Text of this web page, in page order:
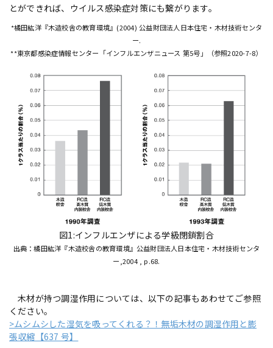
とができれば、ウイルス感染症対策にも繋がります。
*橘田紘洋『木造校舎の教育環境』(2004) 公益財団法人日本住宅・木材技術センタ
ー.
**東京都感染症情報センター「インフルエンザニュース 第5号」（参照2020-7-8）
図1:インフルエンザによる学級閉鎖割合
出典：橘田紘洋『木造校舎の教育環境』公益財団法人日本住宅・木材技術センタ
ー,2004 , p.68.
木材が持つ調湿作用については、以下の記事もあわせてご参照
ください。
>ムシムシした湿気を吸ってくれる？！無垢木材の調湿作用と膨
張収縮【637 号】